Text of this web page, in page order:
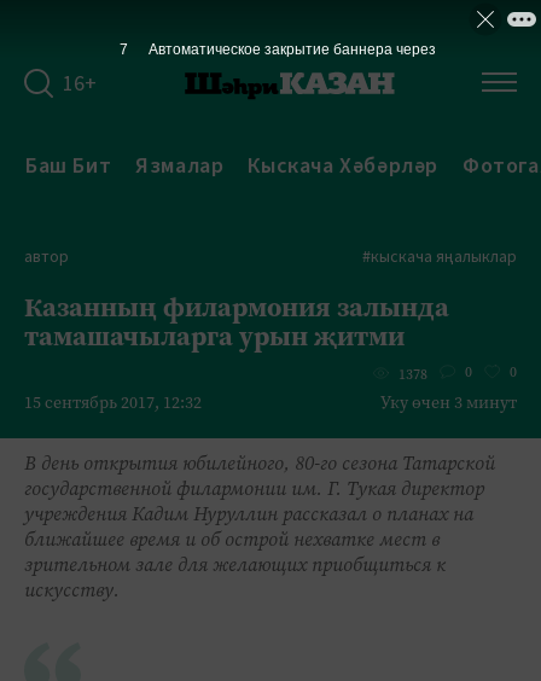
16+
Баш Бит Язмалар Кыскача Хәбәрләр
автор #кыскача яңалыклар
Казанның филармония залында
тамашачыларга урын җитми
15 сентябрь 2017, 12:32
1378 0 0
Уку өчен 3 минут
В день открытия юбилейного, 80-го сезона Татарской
государственной филармонии им. Г. Тукая директор
учреждения Кадим Нуруллин рассказал о планах на
ближайшее время и об острой нехватке мест в
зрительном зале для желающих приобщиться к
искусству.
7 Автоматическое закрытие баннера через